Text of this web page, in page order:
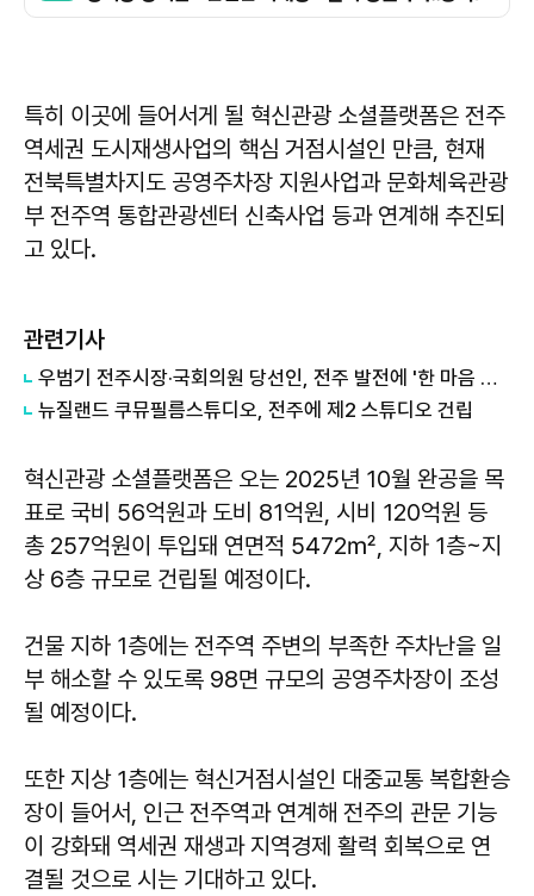
특히 이곳에 들어서게 될 혁신관광 소셜플랫폼은 전주
역세권 도시재생사업의 핵심 거점시설인 만큼, 현재
전북특별차지도 공영주차장 지원사업과 문화체육관광
부 전주역 통합관광센터 신축사업 등과 연계해 추진되
고 있다.
관련기사
우범기 전주시장·국회의원 당선인, 전주 발전에 '한 마음 한 뜻'
뉴질랜드 쿠뮤필름스튜디오, 전주에 제2 스튜디오 건립
혁신관광 소셜플랫폼은 오는 2025년 10월 완공을 목
표로 국비 56억원과 도비 81억원, 시비 120억원 등
총 257억원이 투입돼 연면적 5472㎡, 지하 1층~지
상 6층 규모로 건립될 예정이다.
건물 지하 1층에는 전주역 주변의 부족한 주차난을 일
부 해소할 수 있도록 98면 규모의 공영주차장이 조성
될 예정이다.
또한 지상 1층에는 혁신거점시설인 대중교통 복합환승
장이 들어서, 인근 전주역과 연계해 전주의 관문 기능
이 강화돼 역세권 재생과 지역경제 활력 회복으로 연
결될 것으로 시는 기대하고 있다.